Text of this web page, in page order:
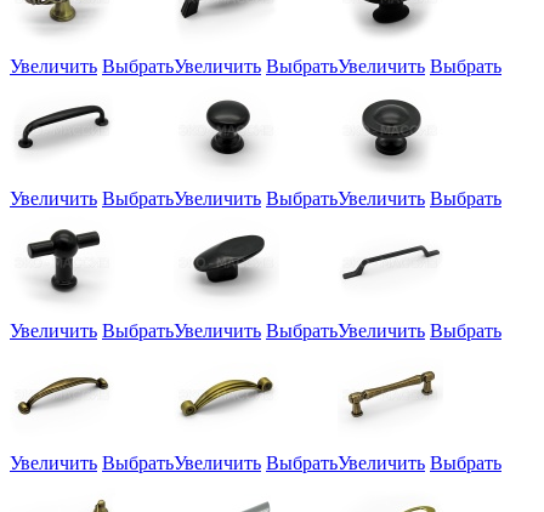
Увеличить ВыбратьУвеличить ВыбратьУвеличить Выбрать
Увеличить ВыбратьУвеличить ВыбратьУвеличить Выбрать
Увеличить ВыбратьУвеличить ВыбратьУвеличить Выбрать
Увеличить ВыбратьУвеличить ВыбратьУвеличить Выбрать